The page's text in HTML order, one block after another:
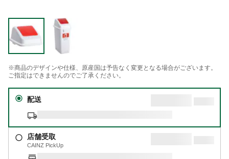
※商品のデザインや仕様、原産国は予告なく変更となる場合がございます。
ご指定はできませんのでご了承ください。
配送
店舗受取
CAINZ PickUp